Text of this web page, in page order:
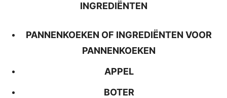
INGREDIËNTEN
PANNENKOEKEN OF INGREDIËNTEN VOOR
PANNENKOEKEN
APPEL
BOTER